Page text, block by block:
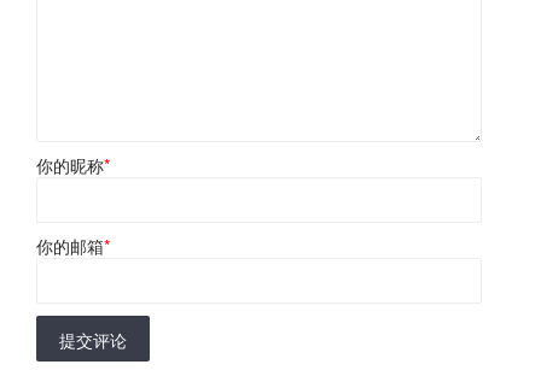
你的昵称*
你的邮箱*
提交评论